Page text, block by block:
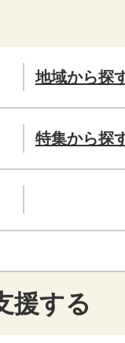
地域から探
特集から探
援する